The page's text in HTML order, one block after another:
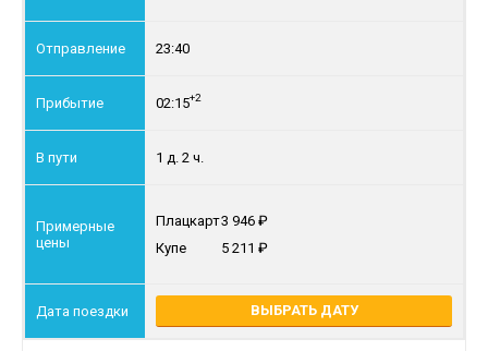
23:40
02:15+2
1 д. 2 ч.
Плацкарт3 946
Купе
5 211
ВЫБРАТЬ ДАТУ